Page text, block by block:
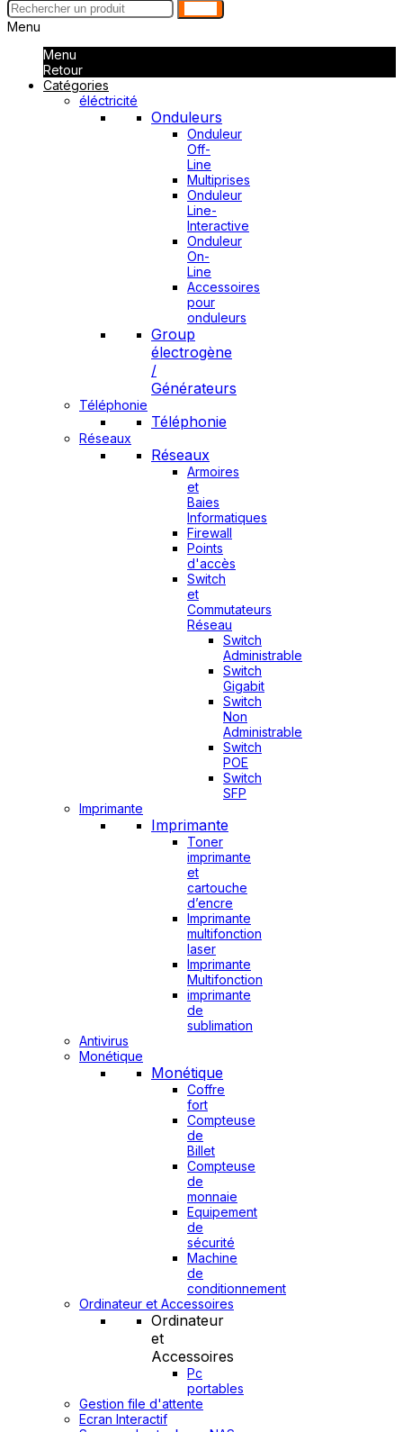
Menu
Menu
Retour
Catégories
éléctricité
Onduleurs
Onduleur
Off-
Line
Multiprises
Onduleur
Line-
Interactive
Onduleur
On-
Line
Accessoires
pour
onduleurs
Group
électrogène
/
Générateurs
Téléphonie
Téléphonie
Réseaux
Réseaux
Armoires
et
Baies
Informatiques
Firewall
Points
d'accès
Switch
et
Commutateurs
Réseau
Switch
Administrable
Switch
Gigabit
Switch
Non
Administrable
Switch
POE
Switch
SFP
Imprimante
Imprimante
Toner
imprimante
et
cartouche
d’encre
Imprimante
multifonction
laser
Imprimante
Multifonction
imprimante
de
sublimation
Antivirus
Monétique
Monétique
Coffre
fort
Compteuse
de
Billet
Compteuse
de
monnaie
Equipement
de
sécurité
Machine
de
conditionnement
Ordinateur et Accessoires
Ordinateur
et
Accessoires
Pc
portables
Gestion file d'attente
Ecran Interactif